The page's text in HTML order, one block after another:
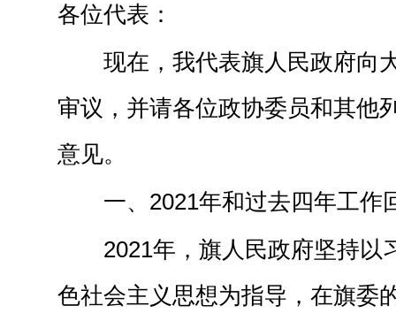
各位代表：
现在，我代表旗人民政府向
审议，并请各位政协委员和其他
意见。
一、2021年和过去四年工作
2021年，旗人民政府坚持以
色社会主义思想为指导，在旗委